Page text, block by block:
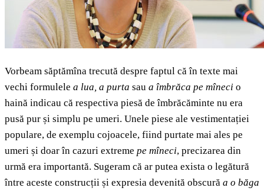
Vorbeam săptămîna trecută despre faptul că în texte mai
vechi formulele a lua, a purta sau a îmbrăca pe mîneci o
haină indicau că respectiva piesă de îmbrăcăminte nu era
pusă pur și simplu pe umeri. Unele piese ale vestimentației
populare, de exemplu cojoacele, fiind purtate mai ales pe
umeri și doar în cazuri extreme pe mîneci, precizarea din
urmă era importantă. Sugeram că ar putea exista o legătură
între aceste construcții și expresia devenită obscură a o băga